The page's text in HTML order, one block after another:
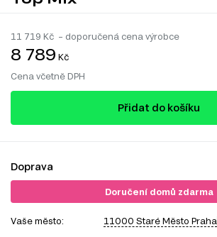
11 719 Kč – doporučená cena výrobce
8 789 Kč
Cena včetně DPH
Přidat do košíku
Doprava
Doručení domů zdarma
Vaše město: 11000 Staré Město Praha